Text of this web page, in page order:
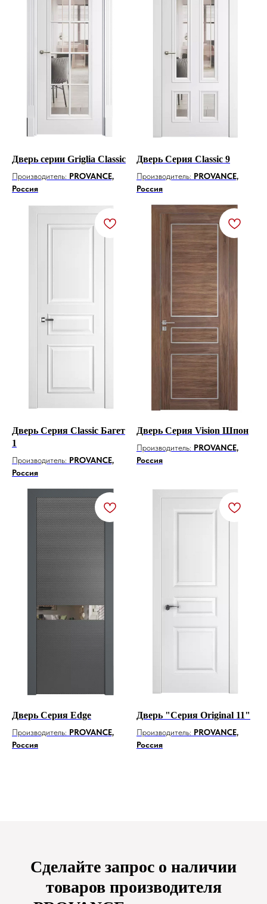
Дверь серии Griglia Classic
Производитель: PROVANCE,
Россия
Дверь Серия Classic 9
Производитель: PROVANCE,
Россия
Дверь Серия Classic Багет
1
Производитель: PROVANCE,
Россия
Дверь Серия Vision Шпон
Производитель: PROVANCE,
Россия
Дверь Серия Edge
Производитель: PROVANCE,
Россия
Дверь "Серия Original 11"
Производитель: PROVANCE,
Россия
Сделайте запрос о наличии
товаров производителя